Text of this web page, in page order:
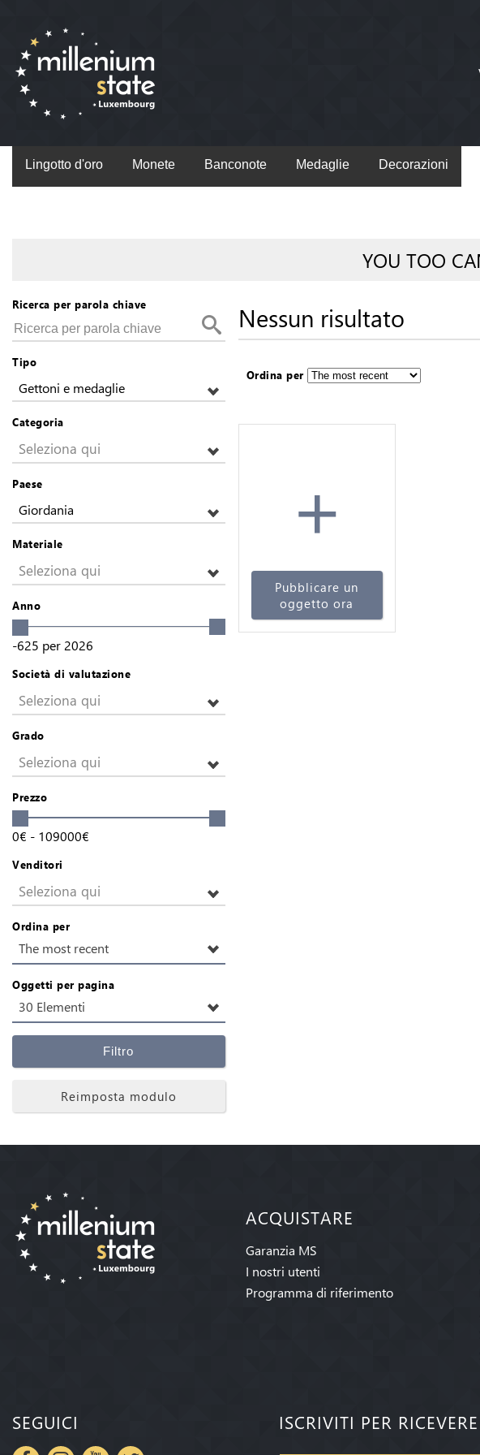
Lingotto d'oro Monete Banconote Medaglie Decorazioni
YOU TOO
Ricerca per parola chiave
Tipo
Gettoni e medaglie
Categoria
Seleziona qui
Paese
Giordania
Materiale
Seleziona qui
Anno
-625 per 2026
Società di valutazione
Seleziona qui
Grado
Seleziona qui
Prezzo
0€ - 109000€
Venditori
Seleziona qui
Ordina per
The most recent
Oggetti per pagina
30 Elementi
Filtro
Reimposta modulo
Nessun risultato
Ordina per
+
Pubblicare un
oggetto ora
ACQUISTARE
Garanzia MS
I nostri utenti
Programma di riferimento
SEGUICI ISCRIVITI PER